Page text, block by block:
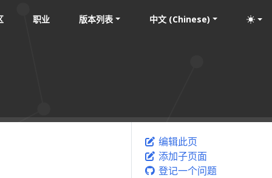
职业 版本列表 中文 (Chinese)
编辑此页
添加子页面
登记一个问题